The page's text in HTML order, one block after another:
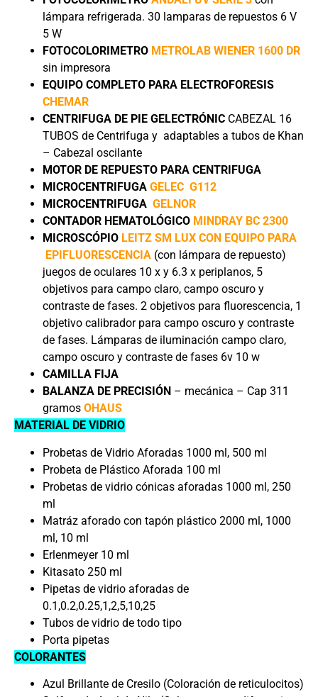
lámpara refrigerada. 30 lamparas de repuestos 6 V
5 W
FOTOCOLORIMETRO METROLAB WIENER 1600 DR
sin impresora
EQUIPO COMPLETO PARA ELECTROFORESIS
CHEMAR
CENTRIFUGA DE PIE GELECTRÓNIC CABEZAL 16
TUBOS de Centrifuga y adaptables a tubos de Khan
– Cabezal oscilante
MOTOR DE REPUESTO PARA CENTRIFUGA
MICROCENTRIFUGA GELEC G112
MICROCENTRIFUGA GELNOR
CONTADOR HEMATOLÓGICO MINDRAY BC 2300
MICROSCÓPIO LEITZ SM LUX CON EQUIPO PARA
EPIFLUORESCENCIA (con lámpara de repuesto)
juegos de oculares 10 x y 6.3 x periplanos, 5
objetivos para campo claro, campo oscuro y
contraste de fases. 2 objetivos para fluorescencia, 1
objetivo calibrador para campo oscuro y contraste
de fases. Lámparas de iluminación campo claro,
campo oscuro y contraste de fases 6v 10 w
CAMILLA FIJA
BALANZA DE PRECISIÓN – mecánica – Cap 311
gramos OHAUS
MATERIAL DE VIDRIO
Probetas de Vidrio Aforadas 1000 ml, 500 ml
Probeta de Plástico Aforada 100 ml
Probetas de vidrio cónicas aforadas 1000 ml, 250
ml
Matráz aforado con tapón plástico 2000 ml, 1000
ml, 10 ml
Erlenmeyer 10 ml
Kitasato 250 ml
Pipetas de vidrio aforadas de
0.1,0.2,0.25,1,2,5,10,25
Tubos de vidrio de todo tipo
Porta pipetas
COLORANTES
Azul Brillante de Cresilo (Coloración de reticulocitos)